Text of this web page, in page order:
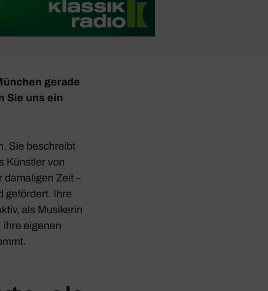
gerade
Sie uns ein
Sie beschreibt
Künstler von
dama­ligen Zeit –
geför­dert. Ihre
als Musi­kerin
ihre eigenen